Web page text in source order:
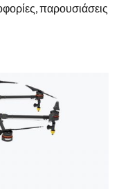
παρουσιάσεις